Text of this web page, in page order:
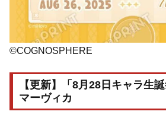
©COGNOSPHERE
【更新】「8月28日キャラ生
マーヴィカ